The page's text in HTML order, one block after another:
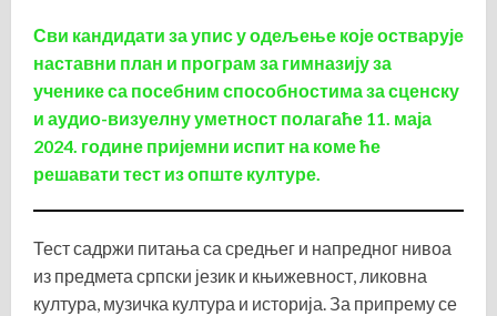
Сви кандидати за упис у одељење које остварује
наставни план и програм за гимназију за
ученике са посебним способностима за сценску
и аудио-визуелну уметност полагаће 11. маја
2024. године пријемни испит на коме ће
решавати тест из опште културе.
Тест садржи питања са средњег и напредног нивоа
из предмета српски језик и књижевност, ликовна
култура, музичка култура и историја. За припрему се